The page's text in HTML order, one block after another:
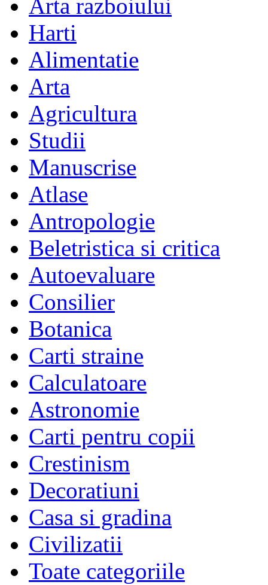
Arta razboiului
Harti
Alimentatie
Arta
Agricultura
Studii
Manuscrise
Atlase
Antropologie
Beletristica si critica
Autoevaluare
Consilier
Botanica
Carti straine
Calculatoare
Astronomie
Carti pentru copii
Crestinism
Decoratiuni
Casa si gradina
Civilizatii
Toate categoriile